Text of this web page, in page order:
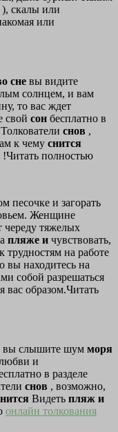
), скалы или
или
сне вы видите
солнцем, и вам
то вас ждет
свой сон бесплатно в
снов ,
к чему снится
!Читать полностью
песочке и загорать
Женщине
череду тяжелых
пляже и чувствовать,
трудностям на работе
вы находитесь на
собой разрешаться
образом.Читать
вы слышите шум моря
и
в разделе
снов , возможно,
Видеть пляж и
онлайн толкования